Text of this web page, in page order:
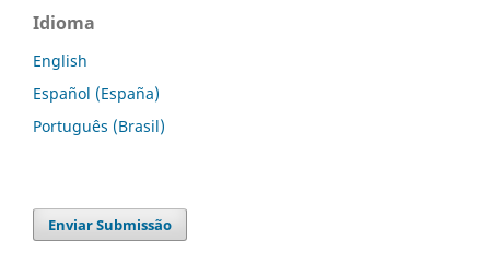
Idioma
English
Español (España)
Português (Brasil)
Enviar Submissão